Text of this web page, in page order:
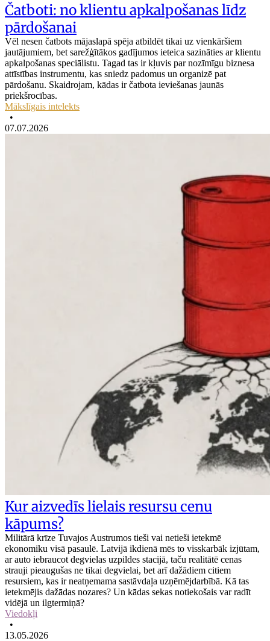
Čatboti: no klientu apkalpošanas līdz
pārdošanai
Vēl nesen čatbots mājaslapā spēja atbildēt tikai uz vienkāršiem
jautājumiem, bet sarežģītākos gadījumos ieteica sazināties ar klientu
apkalpošanas speciālistu. Tagad tas ir kļuvis par nozīmīgu biznesa
attīstības instrumentu, kas sniedz padomus un organizē pat
pārdošanu. Skaidrojam, kādas ir čatbota ieviešanas jaunās
priekšrocības.
Mākslīgais intelekts
•
07.07.2026
Kur aizvedīs lielais resursu cenu
kāpums?
Militārā krīze Tuvajos Austrumos tieši vai netieši ietekmē
ekonomiku visā pasaulē. Latvijā ikdienā mēs to visskarbāk izjūtam,
ar auto iebraucot degvielas uzpildes stacijā, taču realitātē cenas
strauji pieaugušas ne tikai degvielai, bet arī dažādiem citiem
resursiem, kas ir neatņemama sastāvdaļa uzņēmējdarbībā. Kā tas
ietekmējis dažādas nozares? Un kādas sekas notiekošais var radīt
vidējā un ilgtermiņā?
Viedokļi
•
13.05.2026